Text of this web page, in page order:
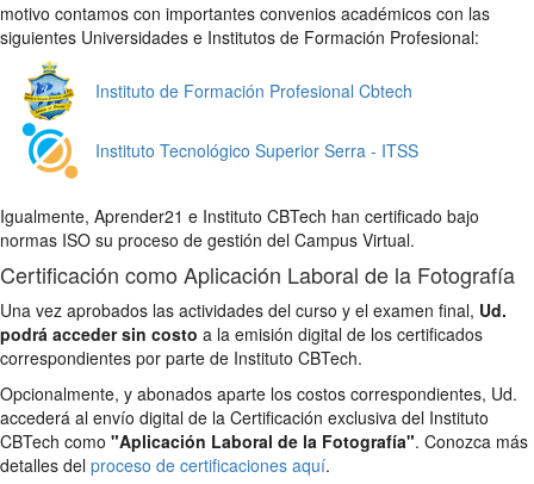
motivo contamos con importantes convenios académicos con las
siguientes Universidades e Institutos de Formación Profesional:
Instituto de Formación Profesional Cbtech
Instituto Tecnológico Superior Serra - ITSS
Igualmente, Aprender21 e Instituto CBTech han certificado bajo
normas ISO su proceso de gestión del Campus Virtual.
Certificación como Aplicación Laboral de la Fotografía
Una vez aprobados las actividades del curso y el examen final, Ud.
podrá acceder sin costo a la emisión digital de los certificados
correspondientes por parte de Instituto CBTech.
Opcionalmente, y abonados aparte los costos correspondientes, Ud.
accederá al envío digital de la Certificación exclusiva del Instituto
CBTech como "Aplicación Laboral de la Fotografía". Conozca más
detalles del proceso de certificaciones aquí.